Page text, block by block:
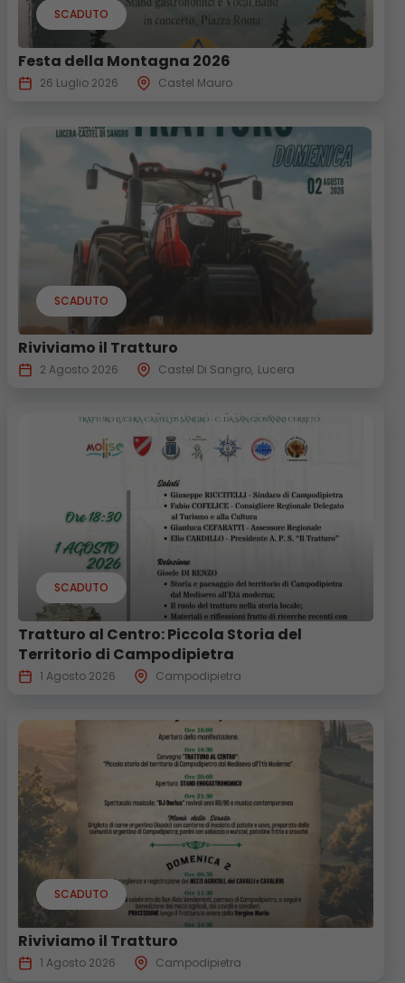
SCADUTO
Festa della Montagna 2026
26 Luglio 2026 Castel Mauro
SCADUTO
Riviviamo il Tratturo
2 Agosto 2026 Castel Di Sangro Lucera
SCADUTO
Tratturo al Centro: Piccola Storia del
Territorio di Campodipietra
1 Agosto 2026 Campodipietra
SCADUTO
Riviviamo il Tratturo
1 Agosto 2026 Campodipietra